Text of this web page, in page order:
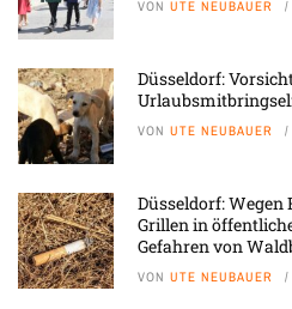
VON UTE NEUBAUER
Düsseldorf:
VON UTE NEUBAUER
Düsseldorf: Wegen
Grillen in
Gefahren von
VON UTE NEUBAUER